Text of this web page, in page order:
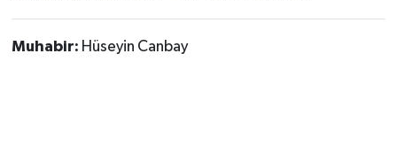
Muhabir: Hüseyin Canbay